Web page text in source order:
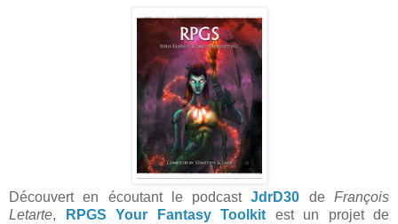
Découvert en écoutant le podcastJdrD30 deFrançois
Letarte, RPGS Your Fantasy Toolkit est un projet de